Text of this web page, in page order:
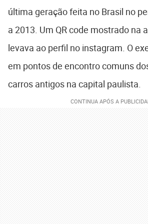
última geração feita no Brasil no
a 2013. Um QR code mostrado na
levava ao perfil no instagram. O
em pontos de encontro comuns
carros antigos na capital paulista.